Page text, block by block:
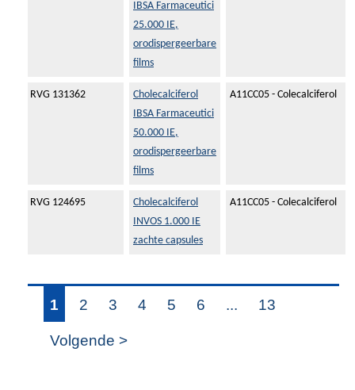
IBSA Farmaceutici
25.000 IE,
orodispergeerbare
films
RVG 131362
Cholecalciferol
IBSA Farmaceutici
50.000 IE,
orodispergeerbare
films
A11CC05 - Colecalciferol
RVG 124695
Cholecalciferol
INVOS 1.000 IE
zachte capsules
A11CC05 - Colecalciferol
1 2 3 4 5 6 ... 13
Volgende >